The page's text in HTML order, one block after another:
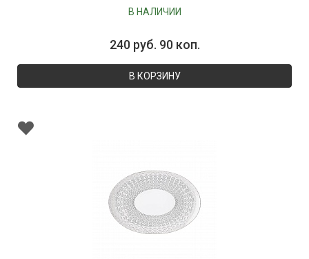
В НАЛИЧИИ
240 руб. 90 коп.
В КОРЗИНУ